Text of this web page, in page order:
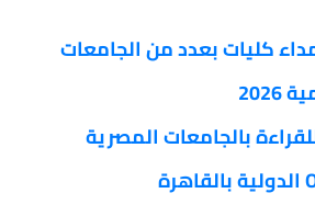
كليات بعدد من الجامعات
بالجامعات المصرية